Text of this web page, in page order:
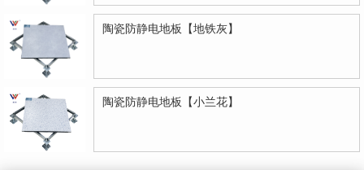
陶瓷防静电地板【地铁灰】
陶瓷防静电地板【小兰花】